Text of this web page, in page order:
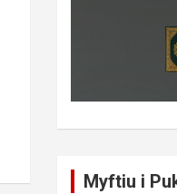
Myftiu i